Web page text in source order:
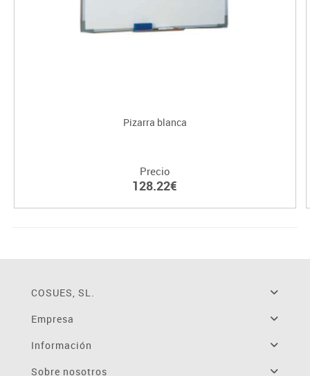
Pizarra blanca
Precio
128.22€
COSUES, SL.
Empresa
Información
Sobre nosotros